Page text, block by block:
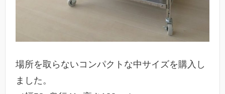
場所を取らないコンパクトな中サイズを購入し
ました。